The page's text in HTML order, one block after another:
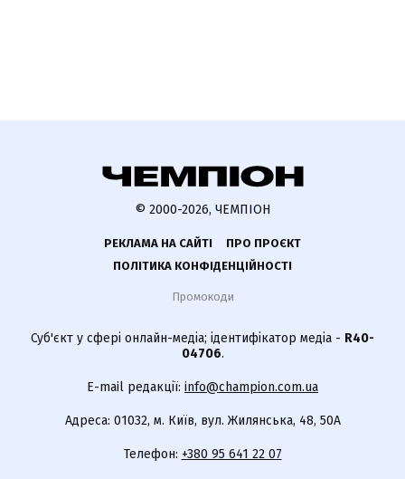
© 2000-2026, ЧЕМПІОН
РЕКЛАМА НА САЙТІ
ПРО ПРОЄКТ
ПОЛІТИКА КОНФІДЕНЦІЙНОСТІ
Промокоди
Суб'єкт у сфері онлайн-медіа; ідентифікатор медіа - R40-
04706.
E-mail редакції: info@champion.com.ua
Адреса: 01032, м. Київ, вул. Жилянська, 48, 50А
Телефон: +380 95 641 22 07